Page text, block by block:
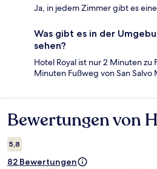
Ja, in jedem Zimmer gibt es
Was gibt es in der
sehen?
Hotel Royal ist nur 2 Minuten zu
Minuten Fußweg von San
Bewertungen
Bewertungen von
5,8
82 Bewertungen